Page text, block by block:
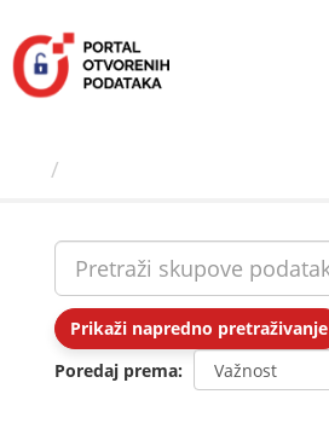
sadržaj
Prikaži napredno pretraživanje
Poredaj prema